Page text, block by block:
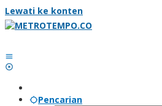
Lewati ke konten
Pencarian